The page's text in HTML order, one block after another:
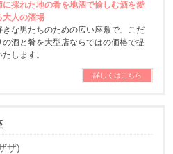
に採れた地の肴を地酒で愉しむ酒を愛
大人の酒場
きな男たちのための広い座敷で、こだ
の酒と肴を大型店ならではの価格で提
たします。
詳しくはこちら
ザ)